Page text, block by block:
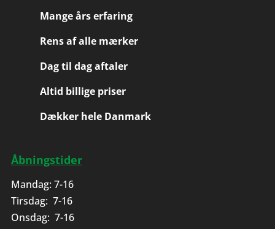
Mange års erfaring
Rens af alle mærker
Dag til dag aftaler
Altid billige priser
Dækker hele Danmark
Åbningstider
Mandag: 7-16
Tirsdag: 7-16
Onsdag: 7-16